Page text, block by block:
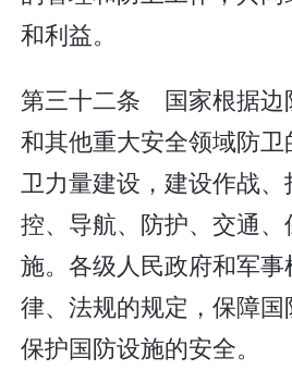
和利益。
第三十二条 国家根据边
和其他重大安全领域防
卫力量建设，建设作战
控、导航、防护、交通
施。各级人民政府和军
律、法规的规定，保障国
保护国防设施的安全。